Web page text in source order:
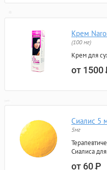
Крем
(100 мг)
Крем для
от 1500
Сиалис 5
5мг
Сиалиса
от 60Р